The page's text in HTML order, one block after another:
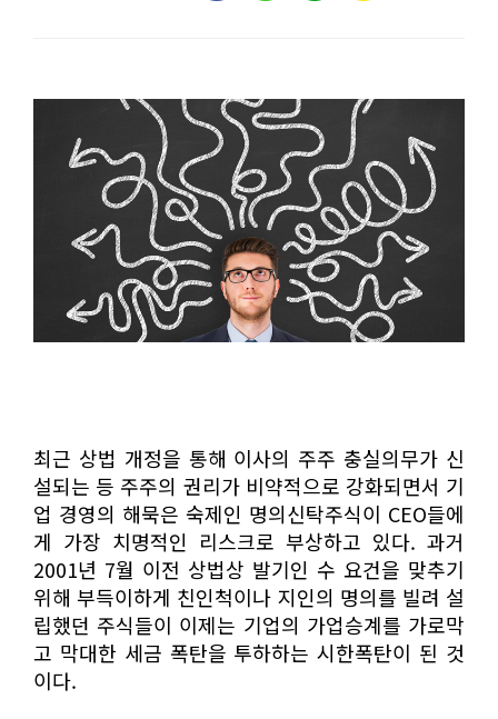
최근 상법 개정을 통해 이사의 주주 충실의무가 신
설되는 등 주주의 권리가 비약적으로 강화되면서 기
업 경영의 해묵은 숙제인 명의신탁주식이 CEO들에
게 가장 치명적인 리스크로 부상하고 있다. 과거
2001년 7월 이전 상법상 발기인 수 요건을 맞추기
위해 부득이하게 친인척이나 지인의 명의를 빌려 설
립했던 주식들이 이제는 기업의 가업승계를 가로막
고 막대한 세금 폭탄을 투하하는 시한폭탄이 된 것
이다.